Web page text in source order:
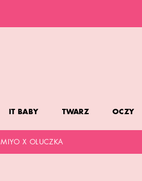
IT BABY TWARZ OCZY
MIYO X OLUCZKA